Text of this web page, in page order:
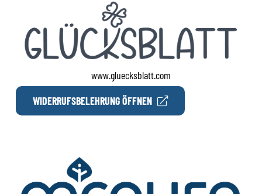
www.gluecksblatt.com
WIDERRUFSBELEHRUNG ÖFFNEN